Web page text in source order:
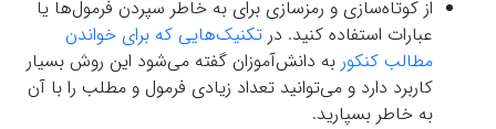
از کوتاه‌سازی و رمزسازی برای به خاطر سپردن فرمول‌ها یا
عبارات استفاده کنید. درتکنیک‌هایی که برای خواندن
مطالب کنکور به دانش‌آموزان گفته می‌شود این روش بسیار
کاربرد دارد و می‌توانید تعداد زیادی فرمول و مطلب را با آن
به خاطر بسپارید.